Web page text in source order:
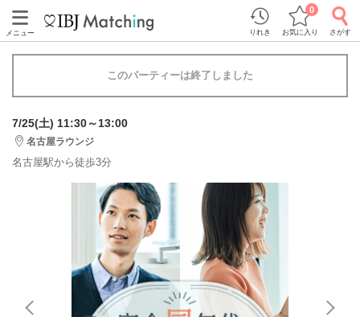
メニュー りれき お気に入り
0
さがす
このパーティーは終了しました
7/25(土) 11:30～13:00
名古屋ラウンジ
名古屋駅から徒歩3分